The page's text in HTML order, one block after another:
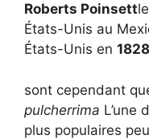
Roberts Poinsett
États-Unis au
États-Unis en 1828
sont cependant
pulcherrima L’une
plus populaires